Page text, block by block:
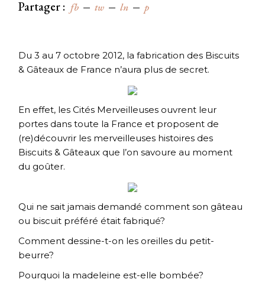
Partager : fb tw ln p
Du 3 au 7 octobre 2012, la fabrication des Biscuits
& Gâteaux de France n’aura plus de secret.
En effet, les Cités Merveilleuses ouvrent leur
portes dans toute la France et proposent de
(re)découvrir les merveilleuses histoires des
Biscuits & Gâteaux que l’on savoure au moment
du goûter.
Qui ne sait jamais demandé comment son gâteau
ou biscuit préféré était fabriqué?
Comment dessine-t-on les oreilles du petit-
beurre?
Pourquoi la madeleine est-elle bombée?